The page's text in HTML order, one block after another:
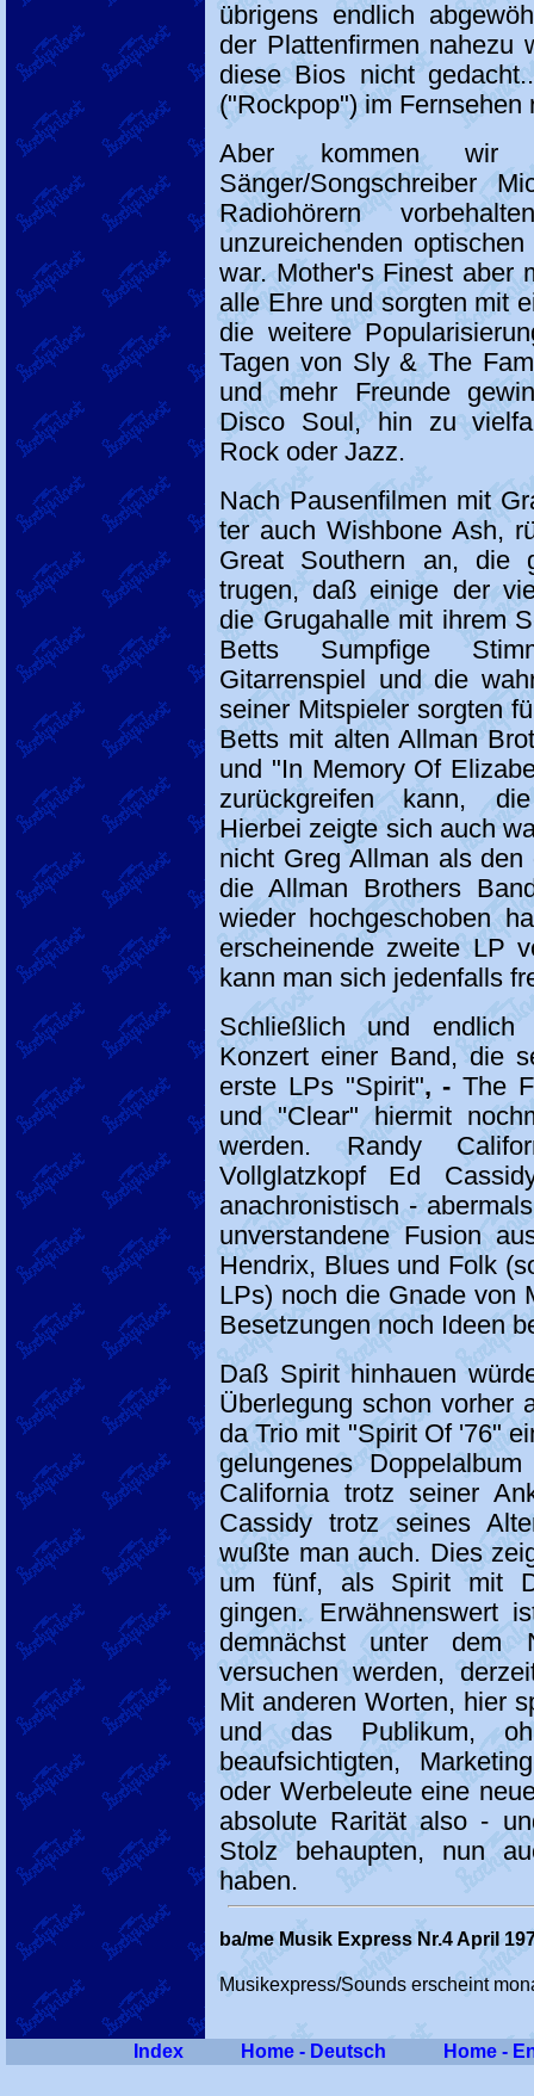
übrigens endlich
der Plattenfirmen nahezu
diese Bios nicht
("Rockpop") im Fernsehen
Aber kommen wir
Sänger/Songschreiber
Radiohörern
unzureichenden
war. Mother's Finest aber
alle Ehre und sorgten mit
die weitere
Tagen von Sly & The
und mehr Freunde
Disco Soul, hin zu
Rock oder Jazz.
Nach Pausenfilmen mit
ter auch Wishbone Ash,
Great Southern an, die
trugen, daß einige der
die Grugahalle mit ihrem
Betts Sumpfige
Gitarrenspiel und die
seiner Mitspieler sorgten
Betts mit alten Allman
und "In Memory Of
zurückgreifen kann,
Hierbei zeigte sich auch
nicht Greg Allman als
die Allman Brothers
wieder hochgeschoben
erscheinende zweite LP
kann man sich jedenfalls
Schließlich und endlich
Konzert einer Band, die
erste LPs "Spirit", - The
und "Clear" hiermit
werden. Randy
Vollglatzkopf Ed
anachronistisch -
unverstandene Fusion
Hendrix, Blues und Folk
LPs) noch die Gnade von
Besetzungen noch Ideen
Daß Spirit hinhauen
Überlegung schon vorher
da Trio mit "Spirit Of '76"
gelungenes
California trotz seiner
Cassidy trotz seines
wußte man auch. Dies
um fünf, als Spirit mit
gingen. Erwähnenswert
demnächst unter dem
versuchen werden,
Mit anderen Worten, hier
und das Publikum,
beaufsichtigten,
oder Werbeleute eine
absolute Rarität also -
Stolz behaupten, nun
haben.
ba/me Musik Express Nr.4 April
Musikexpress/Sounds erscheint
Index Home - Deutsch Home -